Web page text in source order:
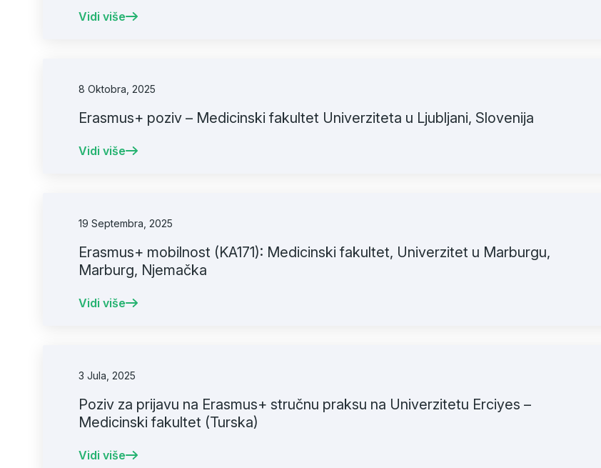
Vidi više
8 Oktobra, 2025
Erasmus+ poziv – Medicinski fakultet Univerziteta u Ljubljani, Slovenija
Vidi više
19 Septembra, 2025
Erasmus+ mobilnost (KA171): Medicinski fakultet, Univerzitet u Marburgu,
Marburg, Njemačka
Vidi više
3 Jula, 2025
Poziv za prijavu na Erasmus+ stručnu praksu na Univerzitetu Erciyes –
Medicinski fakultet (Turska)
Vidi više